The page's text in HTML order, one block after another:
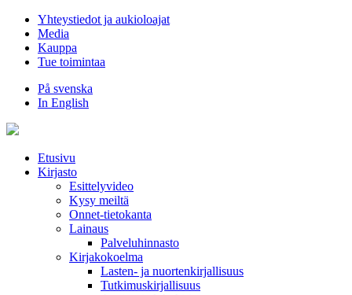
Hyppää
sisältöön
Yhteystiedot ja aukioloajat
Media
Kauppa
Tue toimintaa
På svenska
In English
Etusivu
Kirjasto
Esittelyvideo
Kysy meiltä
Onnet-tietokanta
Lainaus
Palveluhinnasto
Kirjakokoelma
Lasten- ja nuortenkirjallisuus
Tutkimuskirjallisuus